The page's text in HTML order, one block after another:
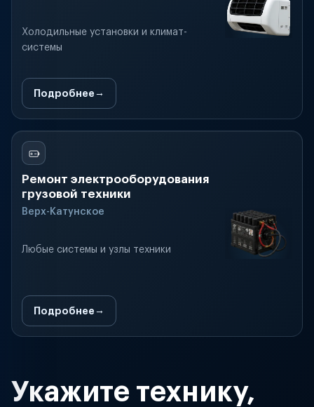
Холодильные установки и климат-
системы
Подробнее
Ремонт электрооборудования
грузовой техники
Верх-Катунское
Любые системы и узлы техники
Подробнее
Укажите технику,